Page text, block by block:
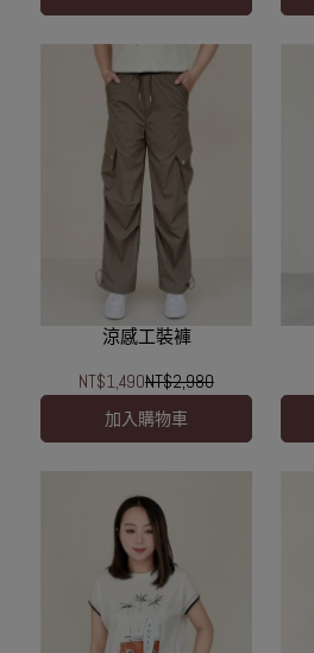
涼感工裝褲
NT$1,490NT$2,980
加入購物車